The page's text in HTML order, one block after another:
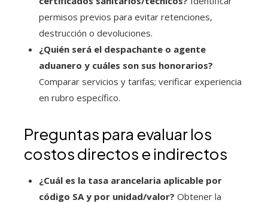
permisos previos para evitar retenciones,
destrucción o devoluciones.
¿Quién será el despachante o agente
aduanero y cuáles son sus honorarios?
Comparar servicios y tarifas; verificar experiencia
en rubro específico.
Preguntas para evaluar los
costos directos e indirectos
¿Cuál es la tasa arancelaria aplicable por
código SA y por unidad/valor? Obtener la